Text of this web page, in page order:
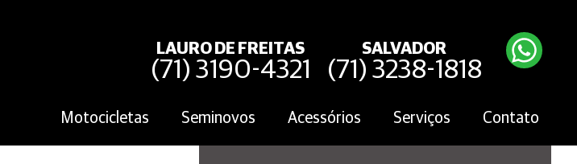
LAURO DE FREITAS
(71) 3190-4321
SALVADOR
(71) 3238-1818
Motocicletas Seminovos Acessórios Serviços Contato